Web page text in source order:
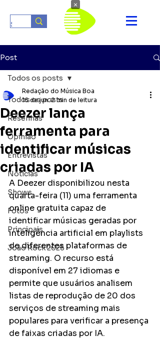
Post
Todos os posts
Resenhas
Opinião
Entrevistas
Notícias
Shows
Fotos
Principais
João Rock 2025
Todos os posts
Deezer lança
ferramenta para
identificar músicas
criadas por IA
Redação do Música Boa
16 de jun. 2 min de leitura
A Deezer disponibilizou nesta
quarta-feira (11) uma ferramenta
online gratuita capaz de
identificar músicas geradas por
inteligência artificial em playlists
de diferentes plataformas de
streaming. O recurso está
disponível em 27 idiomas e
permite que usuários analisem
listas de reprodução de 20 dos
serviços de streaming mais
populares para verificar a presença
de faixas criadas por IA.
×